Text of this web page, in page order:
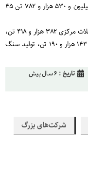
دانه‌بندی شده تولید کرده‌اند که به نسبت یک میلیون و ۵۳۰ هزار و ۷۸۲ تن ۴۵
طبق آمار از ابتدای سال جاری تا پایان آبان ماه، فلات مرکزی ۳۸۲ هزار و ۴۱۸ تن،
چادرملو ۳۱۳ هزار و ۱۰۰ تن و سنگ آهن مرکزی ۱۴۳ هزار و ۱۹۰ تن، تولید سنگ
تاریخ : ۶ سال پیش
شرکت‌های بزرگ